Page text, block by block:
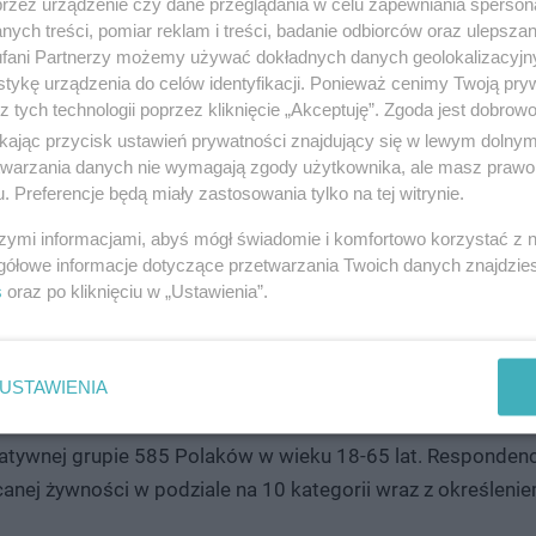
To Go wierzymy, że nawet małe działania mają
do odpowiedniego planowania i kreatywnego
Tretyn, Country Directorka Too Good To Go.
grudnia niemal dwóch na trzech Polaków (65%) nadal
porcje i zamrozić na później, wykorzystać resztki
a także przechowywać je w szczelnych
bliskim, można zanieść do jadłodzielni.
firmy działającej na rzecz ograniczania marnowania
grupie 585 Polaków w wieku 18-65 lat.
żywności w podziale na 10 kategorii wraz z
treści, pomiar reklam i treści, badanie odbiorców oraz
Partnerzy możemy używać dokładnych danych
urządzenia do celów identyfikacji. Ponieważ cenimy Twoją
tych technologii poprzez kliknięcie „Akceptuję”. Zgoda jest
przycisk ustawień prywatności znajdujący się w lewym
danych nie wymagają zgody użytkownika, ale masz
Preferencje będą miały zastosowania tylko na tej witrynie.
informacjami, abyś mógł świadomie i komfortowo korzystać z
informacje dotyczące przetwarzania Twoich danych
oraz po kliknięciu w „Ustawienia”.
USTAWIENIA